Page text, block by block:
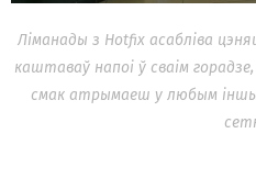
Ліманады з Hotfix асабліва
каштаваў напоі ў сваім
смак атрымаеш у любым